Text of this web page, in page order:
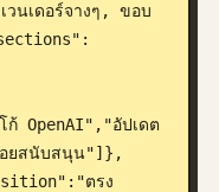
วนเดอร์จางๆ, ขอบ
OpenAI","อัปเดต
ยสนับสนุน"]},
ตรง